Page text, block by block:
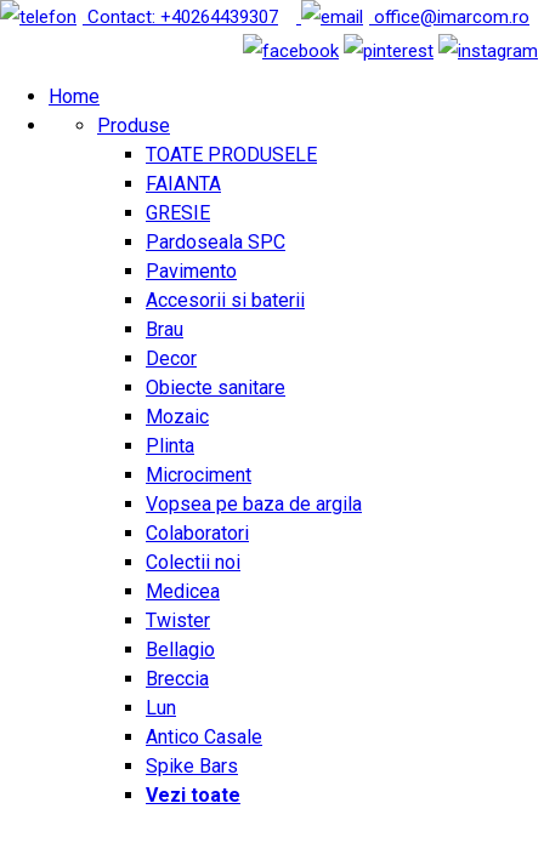
Contact: +40264439307 office@imarcom.ro
Home
Produse
TOATE PRODUSELE
FAIANTA
GRESIE
Pardoseala SPC
Pavimento
Accesorii si baterii
Brau
Decor
Obiecte sanitare
Mozaic
Plinta
Microciment
Vopsea pe baza de argila
Colaboratori
Colectii noi
Medicea
Twister
Bellagio
Breccia
Lun
Antico Casale
Spike Bars
Vezi toate